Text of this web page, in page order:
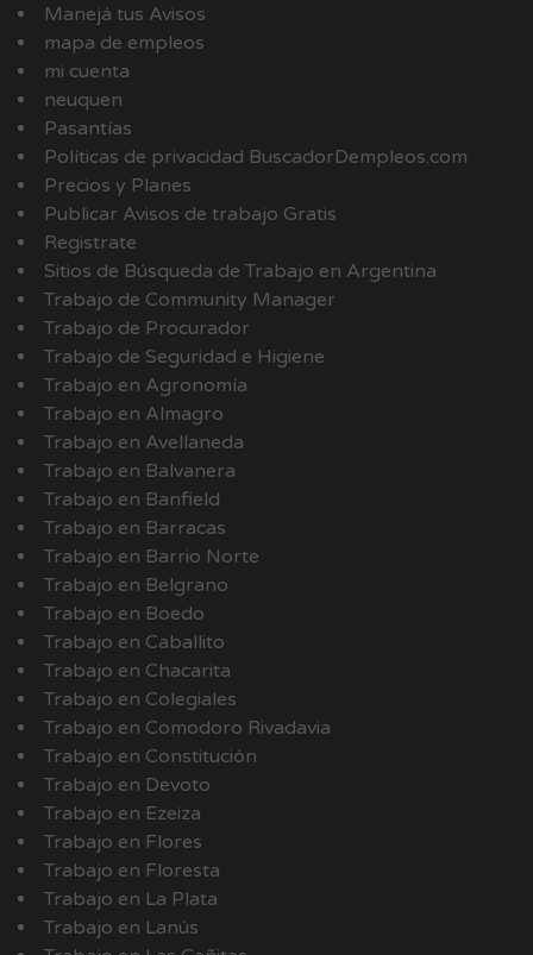
Manejá tus Avisos
mapa de empleos
mi cuenta
neuquen
Pasantías
Políticas de privacidad BuscadorDempleos.com
Precios y Planes
Publicar Avisos de trabajo Gratis
Registrate
Sitios de Búsqueda de Trabajo en Argentina
Trabajo de Community Manager
Trabajo de Procurador
Trabajo de Seguridad e Higiene
Trabajo en Agronomía
Trabajo en Almagro
Trabajo en Avellaneda
Trabajo en Balvanera
Trabajo en Banfield
Trabajo en Barracas
Trabajo en Barrio Norte
Trabajo en Belgrano
Trabajo en Boedo
Trabajo en Caballito
Trabajo en Chacarita
Trabajo en Colegiales
Trabajo en Comodoro Rivadavia
Trabajo en Constitución
Trabajo en Devoto
Trabajo en Ezeiza
Trabajo en Flores
Trabajo en Floresta
Trabajo en La Plata
Trabajo en Lanús